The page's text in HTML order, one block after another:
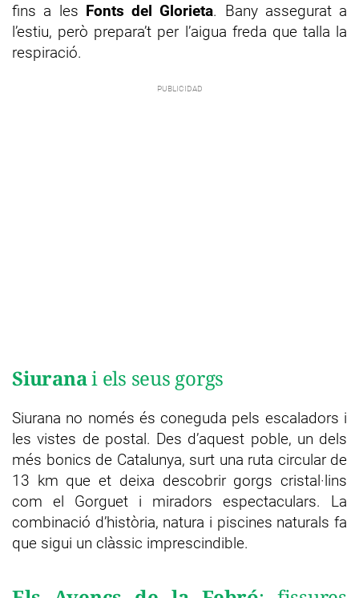
fins a les Fonts del Glorieta. Bany assegurat a
l’estiu, però prepara’t per l’aigua freda que talla la
respiració.
Siuranai els seus gorgs
Siurana no només és coneguda pels escaladors i
les vistes de postal. Des d’aquest poble, un dels
més bonics de Catalunya, surt una ruta circular de
13 km que et deixa descobrir gorgs cristal·lins
com el Gorguet i miradors espectaculars. La
combinació d’història, natura i piscines naturals fa
que sigui un clàssic imprescindible.